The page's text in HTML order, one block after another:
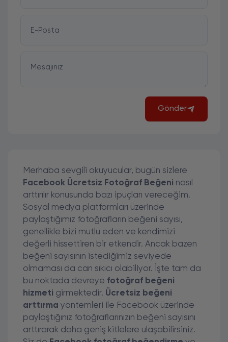
E-Posta
Mesajınız
Gönder
Merhaba sevgili okuyucular, bugün sizlere
Facebook Ücretsiz Fotoğraf Beğeni nasıl
arttırılır konusunda bazı ipuçları vereceğim.
Sosyal medya platformları üzerinde
paylaştığımız fotoğrafların beğeni sayısı,
genellikle bizi mutlu eden ve kendimizi
değerli hissettiren bir etkendir. Ancak bazen
beğeni sayısının istediğimiz seviyede
olmaması da can sıkıcı olabiliyor. İşte tam da
bu noktada devreye fotoğraf beğeni
hizmeti girmektedir. Ücretsiz beğeni
arttırma yöntemleri ile Facebook üzerinde
paylaştığınız fotoğraflarınızın beğeni sayısını
arttırarak daha geniş kitlelere ulaşabilirsiniz.